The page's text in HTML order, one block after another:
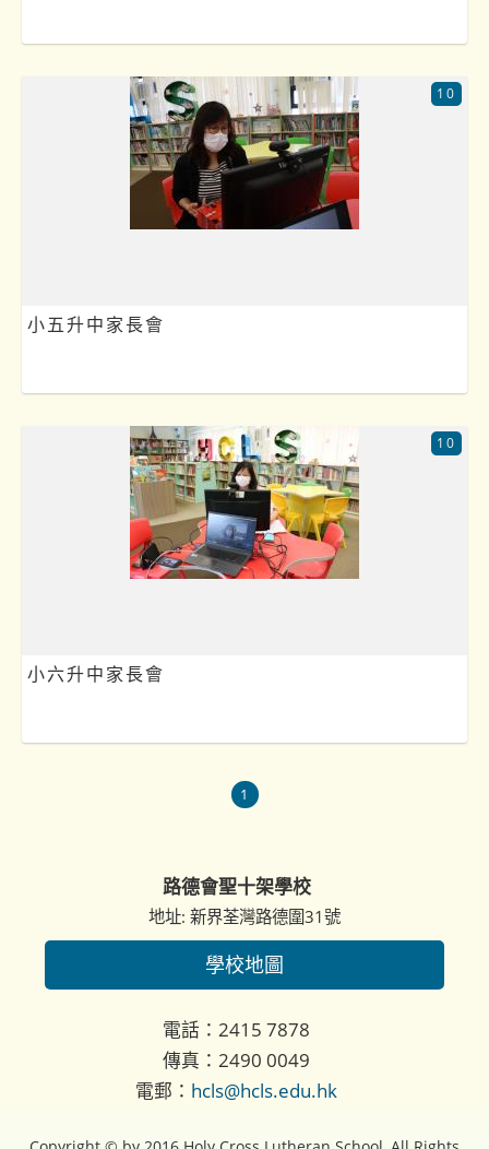
小五升中家長會
10
小六升中家長會
10
1
路德會聖十架學校
地址: 新界荃灣路德圍31號
學校地圖
電話：2415 7878
傳真：2490 0049
電郵： hcls@hcls.edu.hk